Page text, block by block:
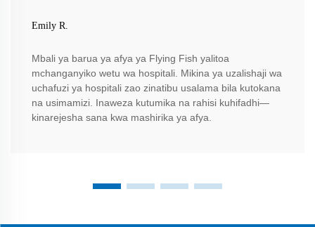
Emily R.
Mbali ya barua ya afya ya Flying Fish yalitoa
mchanganyiko wetu wa hospitali. Mikina ya uzalishaji wa
uchafuzi ya hospitali zao zinatibu usalama bila kutokana
na usimamizi. Inaweza kutumika na rahisi kuhifadhi—
kinarejesha sana kwa mashirika ya afya.